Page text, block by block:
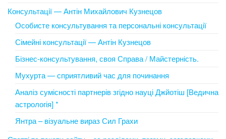
Консультації — Антін Михайлович Кузнецов
Особисте консультування та персональні консультації
Сімейні консультації — Антін Кузнецов
Бізнес-консультування, своя Справа / Майстерність.
Мухурта — сприятливий час для починання
Аналіз сумісності партнерів згідно науці Джйотіш [Ведична
астрологія] *
Янтра – візуальне вираз Сил Грахи